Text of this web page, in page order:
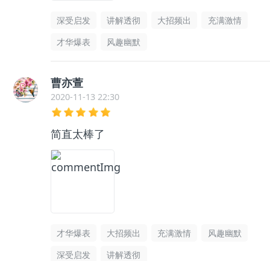
深受启发 讲解透彻 大招频出
充满激情
才华爆表
风趣幽默
曹亦萱
2020-11-13 22:30
简直太棒了
才华爆表 大招频出 充满激情
风趣幽默
深受启发
讲解透彻